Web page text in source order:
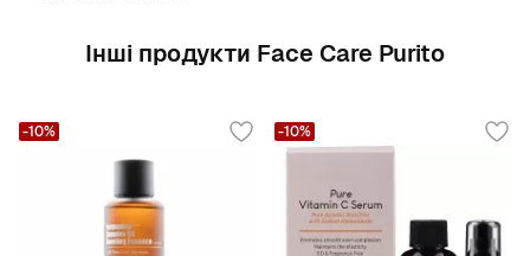
Інші продукти Face Care Purito
-10% -10%